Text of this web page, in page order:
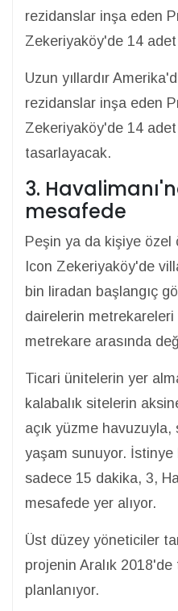
rezidanslar inşa eden
Zekeriyaköy'de 14
Uzun yıllardır
rezidanslar inşa eden
Zekeriyaköy'de 14
tasarlayacak.
3.
mesafede
Peşin ya da kişiye özel
Icon Zekeriyaköy'de
bin liradan başlangıç
dairelerin
metrekare arasında
Ticari ünitelerin yer
kalabalık sitelerin
açık yüzme
yaşam sunuyor.
sadece 15 dakika, 3,
mesafede yer alıyor.
Üst düzey yöneticiler
projenin Aralık
planlanıyor.